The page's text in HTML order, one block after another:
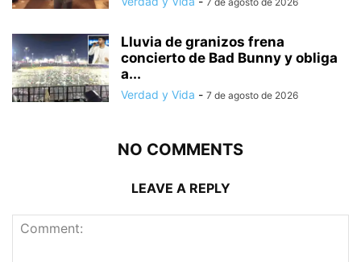
Lluvia de granizos frena
concierto de Bad Bunny y obliga
a...
Verdad y Vida - 7 de agosto de 2026
NO COMMENTS
LEAVE A REPLY